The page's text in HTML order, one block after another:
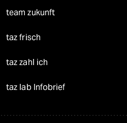
team zukunft
taz frisch
taz zahl ich
taz lab Infobrief